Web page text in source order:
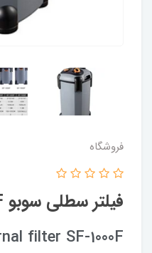
فروشگاه
فیلتر سطلی سوبو SF-1000F
filter SF-1000F